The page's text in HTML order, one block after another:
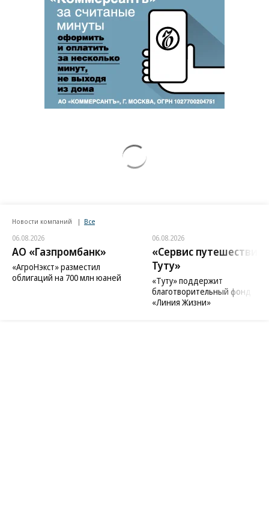
Новости компаний
06.08.2026
АО «Газпромбанк»
«АгроНэкст» разместил
06.08.2026
«Сервис путешествий
Туту»
«Туту» поддержит
благотворительный фонд